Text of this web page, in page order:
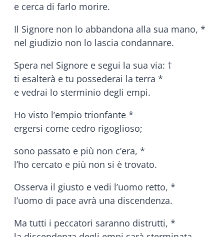
e cerca di farlo morire.
Il Signore non lo abbandona alla sua mano, *
nel giudizio non lo lascia condannare.
Spera nel Signore e segui la sua via: †
ti esalterà e tu possederai la terra *
e vedrai lo sterminio degli empi.
Ho visto l’empio trionfante *
ergersi come cedro rigoglioso;
sono passato e più non c’era, *
l’ho cercato e più non si è trovato.
Osserva il giusto e vedi l’uomo retto, *
l’uomo di pace avrà una discendenza.
Ma tutti i peccatori saranno distrutti, *